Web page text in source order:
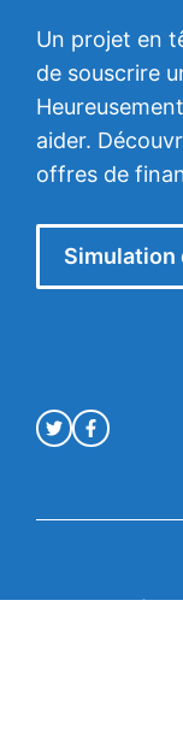
Un projet en
de souscrire
aider.
offres de
Simulation
Mentions